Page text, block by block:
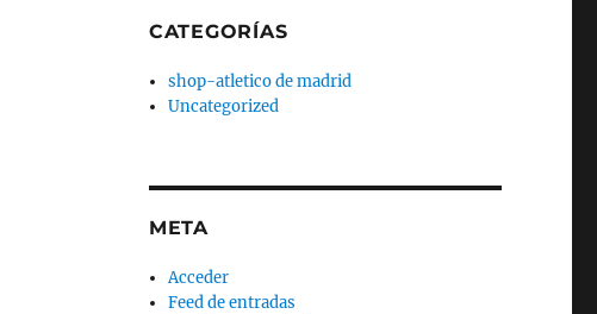
CATEGORÍAS
shop-atletico de madrid
Uncategorized
META
Acceder
Feed de entradas